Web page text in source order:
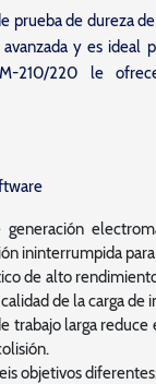
prueba de dureza
y es ideal
210/220 le
generación
ininterrumpida
de alto
de la carga de
trabajo larga reduce
objetivos